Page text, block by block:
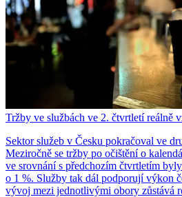
Tržby ve službách ve 2. čtvrtletí reálně
Sektor služeb v Česku pokračoval ve
Meziročně se tržby po očištění o
ve srovnání s předchozím čtvrtletím
o 1 %. Služby tak dál podporují výkon
vývoj mezi jednotlivými obory zůstává